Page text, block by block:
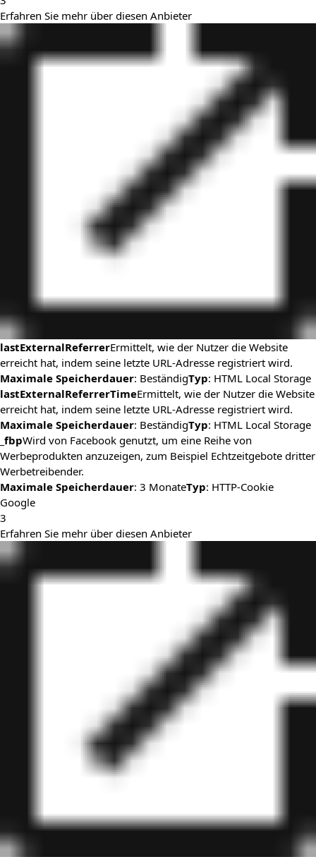
Erfahren Sie mehr über diesen Anbieter
lastExternalReferrerErmittelt, wie der Nutzer die Website
erreicht hat, indem seine letzte URL-Adresse registriert wird.
Maximale Speicherdauer: BeständigTyp: HTML Local Storage
lastExternalReferrerTimeErmittelt, wie der Nutzer die Website
erreicht hat, indem seine letzte URL-Adresse registriert wird.
Maximale Speicherdauer: BeständigTyp: HTML Local Storage
_fbpWird von Facebook genutzt, um eine Reihe von
Werbeprodukten anzuzeigen, zum Beispiel Echtzeitgebote dritter
Werbetreibender.
Maximale Speicherdauer: 3 MonateTyp: HTTP-Cookie
Google
3
Erfahren Sie mehr über diesen Anbieter